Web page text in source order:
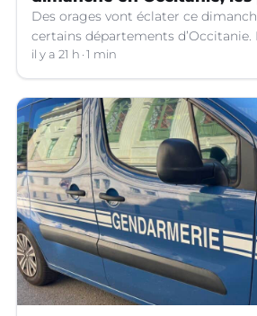
Des orages vont éclater ce
certains départements
il y a 21 h 1 min